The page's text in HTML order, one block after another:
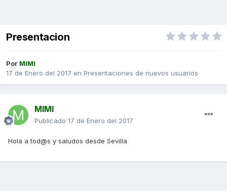
Presentacion
Por MIMI
17 de Enero del 2017 en Presentaciones de nuevos usuarios
MIMI
Publicado 17 de Enero del 2017
Hola a tod@s y saludos desde Sevilla